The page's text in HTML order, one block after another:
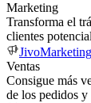
Marketing
Transforma el
clientes
JivoMarketing
Ventas
Consigue más
de los pedidos y